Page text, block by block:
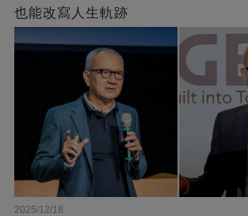
也能改寫人生軌跡
2025/12/18